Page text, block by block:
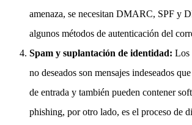
amenaza, se necesitan DMARC, SPF y
algunos métodos de autenticación del
Spam y suplantación de identidad: Los
no deseados son mensajes indeseados
de entrada y también pueden contener
phishing, por otro lado, es el proceso de